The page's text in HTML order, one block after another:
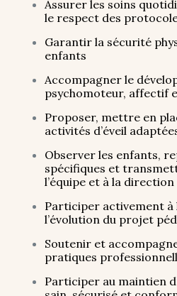
Assurer les soins
le respect des
Garantir la sécurité
enfants
Accompagner le
psychomoteur, affectif
Proposer, mettre en
activités d’éveil
Observer les enfants,
spécifiques et
l’équipe et à la direction
Participer activement à
l’évolution du projet
Soutenir et
pratiques
Participer au maintien